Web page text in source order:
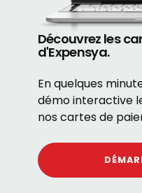
Découvrez les
d'Expensya.
En quelques
démo interactive
nos cartes de